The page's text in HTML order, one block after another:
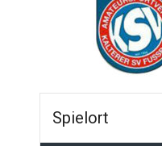
Spielort